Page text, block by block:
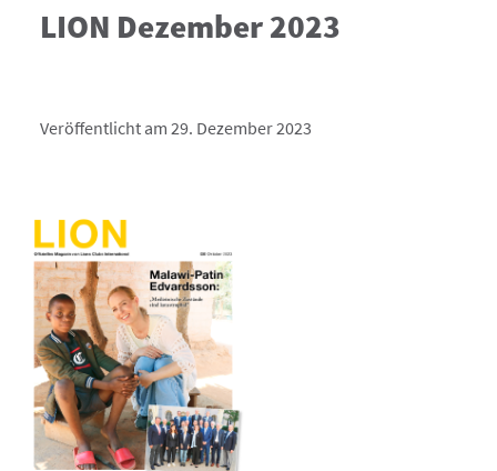
LION Dezember 2023
Veröffentlicht am 29. Dezember 2023